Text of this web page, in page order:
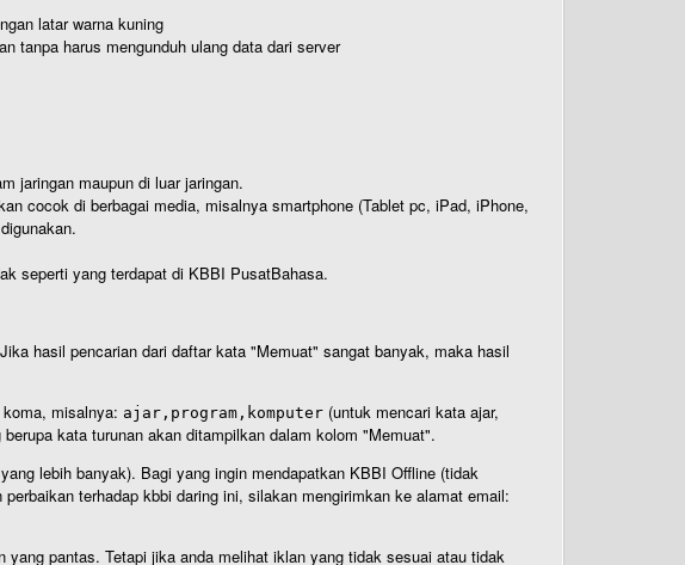
latar warna kuning
tanpa harus mengunduh ulang data dari server
jaringan maupun di luar jaringan.
cocok di berbagai media, misalnya smartphone (Tablet pc, iPad, iPhone,
seperti yang terdapat di KBBI PusatBahasa.
hasil pencarian dari daftar kata "Memuat" sangat banyak, maka hasil
misalnya: ajar,program,komputer (untuk mencari kata ajar,
kata turunan akan ditampilkan dalam kolom "Memuat".
lebih banyak). Bagi yang ingin mendapatkan KBBI Offline (tidak
terhadap kbbi daring ini, silakan mengirimkan ke alamat email:
pantas. Tetapi jika anda melihat iklan yang tidak sesuai atau tidak